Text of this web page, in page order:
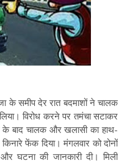
के समीप देर रात बदमाशों ने चालक
विरोध करने पर तमंचा सटाकर
बाद चालक और खलासी का हाथ-
फेंक दिया। मंगलवार को दोनों
घटना की जानकारी दी। मिली